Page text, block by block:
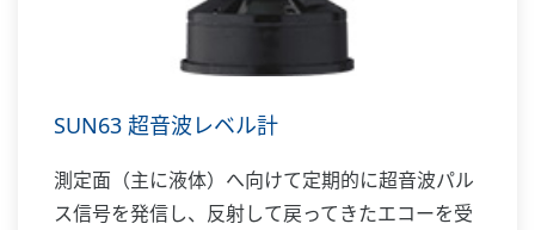
SUN63 超音波レベル計
測定面（主に液体）へ向けて定期的に超音波パル
ス信号を発信し、反射して戻ってきたエコーを受